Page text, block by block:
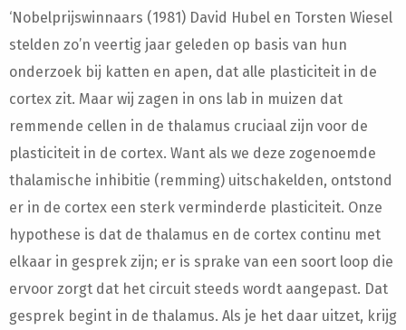
‘Nobelprijswinnaars (1981) David Hubel en Torsten Wiesel
stelden zo’n veertig jaar geleden op basis van hun
onderzoek bij katten en apen, dat alle plasticiteit in de
cortex zit. Maar wij zagen in ons lab in muizen dat
remmende cellen in de thalamus cruciaal zijn voor de
plasticiteit in de cortex. Want als we deze zogenoemde
thalamische inhibitie (remming) uitschakelden, ontstond
er in de cortex een sterk verminderde plasticiteit. Onze
hypothese is dat de thalamus en de cortex continu met
elkaar in gesprek zijn; er is sprake van een soort loop die
ervoor zorgt dat het circuit steeds wordt aangepast. Dat
gesprek begint in de thalamus. Als je het daar uitzet, krijg